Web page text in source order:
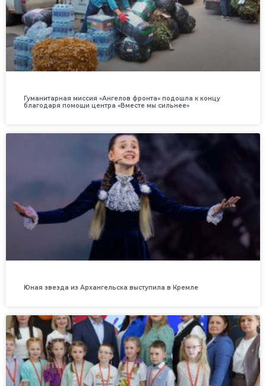
Гуманитарная миссия «Ангелов фронта» подошла к концу
благодаря помощи центра «Вместе мы сильнее»
Юная звезда из Архангельска выступила в Кремле